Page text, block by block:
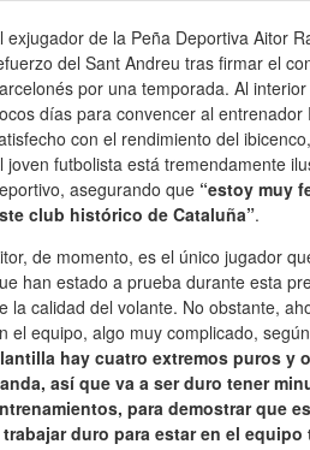
exjugador de la Peña Deportiva Aitor
del Sant Andreu tras firmar el
por una temporada. Al
días para convencer al
con el rendimiento del
joven futbolista está tremendamente
asegurando que “estoy muy
club histórico de Cataluña”.
de momento, es el único jugador
han estado a prueba durante esta
la calidad del volante. No obstante,
el equipo, algo muy complicado,
hay cuatro extremos puros y
así que va a ser duro tener
para demostrar que
trabajar duro para estar en el equipo